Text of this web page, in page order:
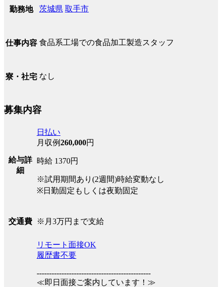
勤務地 茨城県 取手市
仕事内容 食品系工場での食品加工製造スタッフ
寮・社宅 なし
募集内容
給与詳
細
日払い
月収例260,000円
時給 1370円
※試用期間あり(2週間)時給変動なし
※日勤固定もしくは夜勤固定
交通費 ※月3万円まで支給
リモート面接OK
履歴書不要
----------------------------------------------
≪即日面接ご案内しています！≫